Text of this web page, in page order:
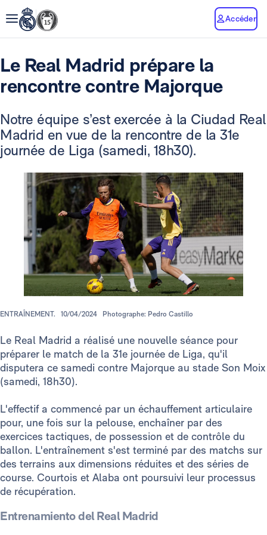
Accéder
Le Real Madrid prépare la
rencontre contre Majorque
Notre équipe s’est exercée à la Ciudad Real
Madrid en vue de la rencontre de la 31e
journée de Liga (samedi, 18h30).
ENTRAÎNEMENT. 10/04/2024 Photographe: Pedro Castillo
Le Real Madrid a réalisé une nouvelle séance pour
préparer le match de la 31e journée de Liga, qu'il
disputera ce samedi contre Majorque au stade Son Moix
(samedi, 18h30).
L'effectif a commencé par un échauffement articulaire
pour, une fois sur la pelouse, enchaîner par des
exercices tactiques, de possession et de contrôle du
ballon. L'entraînement s'est terminé par des matchs sur
des terrains aux dimensions réduites et des séries de
course. Courtois et Alaba ont poursuivi leur processus
de récupération.
Entrenamiento del Real Madrid